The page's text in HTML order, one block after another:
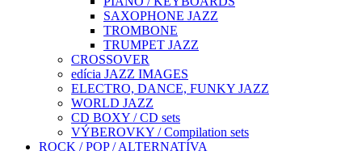
SAXOPHONE JAZZ
TROMBONE
TRUMPET JAZZ
CROSSOVER
edícia JAZZ IMAGES
ELECTRO, DANCE, FUNKY JAZZ
WORLD JAZZ
CD BOXY / CD sets
VÝBEROVKY / Compilation sets
ROCK / POP / ALTERNATÍVA